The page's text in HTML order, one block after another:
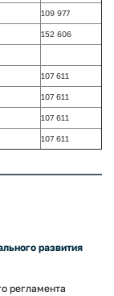
109 977
152 606
107 611
107 611
107 611
107 611
развития
регламента